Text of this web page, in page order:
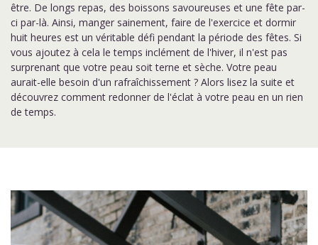
être. De longs repas, des boissons savoureuses et une fête par-
ci par-là. Ainsi, manger sainement, faire de l'exercice et dormir
huit heures est un véritable défi pendant la période des fêtes. Si
vous ajoutez à cela le temps inclément de l'hiver, il n'est pas
surprenant que votre peau soit terne et sèche. Votre peau
aurait-elle besoin d'un rafraîchissement ? Alors lisez la suite et
découvrez comment redonner de l'éclat à votre peau en un rien
de temps.